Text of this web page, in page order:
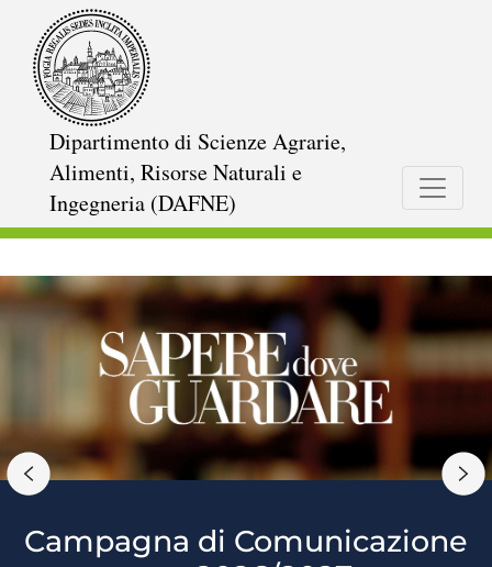
Dipartimento di Scienze Agrarie,
Alimenti, Risorse Naturali e
Ingegneria (DAFNE)
Campagna di Comunicazione